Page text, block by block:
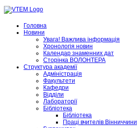
Головна
Новини
Увага! Важлива інформація
Хронологія новин
Календар знаменних дат
Сторінка ВОЛОНТЕРА
Структура академії
Адміністрація
Факультети
Кафедри
Відділи
Лабораторії
Бібліотека
Бібліотека
Праці вчителів Вінниччини